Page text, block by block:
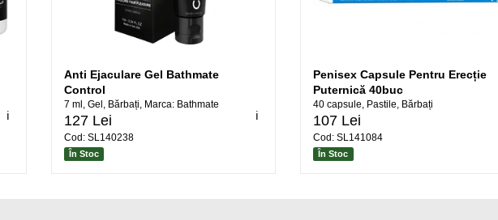
ℹ️ ℹ️
Anti Ejaculare Gel Bathmate
Control
7 ml, Gel, Bărbați, Marca: Bathmate
127 Lei
Cod: SL140238
În Stoc
Penisex Capsule Pentru Erecție
Puternică 40buc
40 capsule, Pastile, Bărbați
107 Lei
Cod: SL141084
În Stoc